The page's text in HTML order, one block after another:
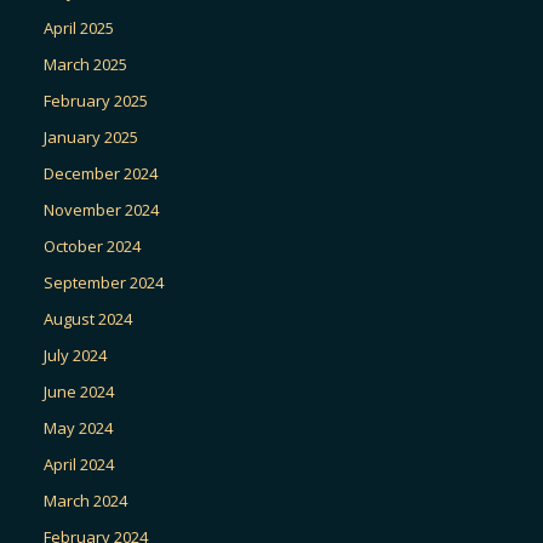
April 2025
March 2025
February 2025
January 2025
December 2024
November 2024
October 2024
September 2024
August 2024
July 2024
June 2024
May 2024
April 2024
March 2024
February 2024